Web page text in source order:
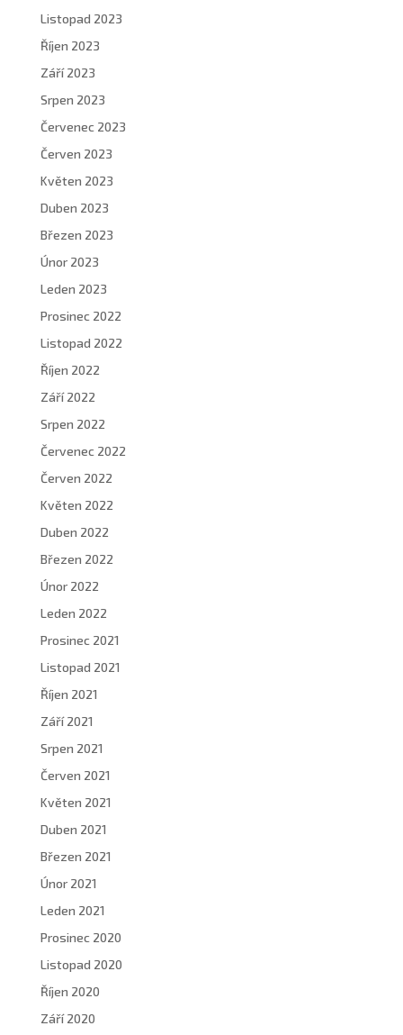
Listopad 2023
Říjen 2023
Září 2023
Srpen 2023
Červenec 2023
Červen 2023
Květen 2023
Duben 2023
Březen 2023
Únor 2023
Leden 2023
Prosinec 2022
Listopad 2022
Říjen 2022
Září 2022
Srpen 2022
Červenec 2022
Červen 2022
Květen 2022
Duben 2022
Březen 2022
Únor 2022
Leden 2022
Prosinec 2021
Listopad 2021
Říjen 2021
Září 2021
Srpen 2021
Červen 2021
Květen 2021
Duben 2021
Březen 2021
Únor 2021
Leden 2021
Prosinec 2020
Listopad 2020
Říjen 2020
Září 2020